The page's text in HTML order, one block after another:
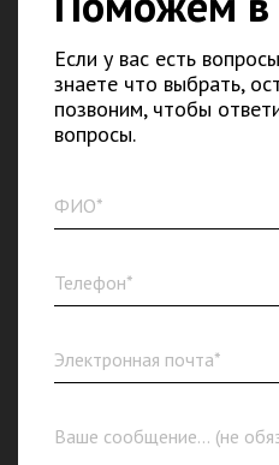
Если у вас есть
знаете что выбрать,
позвоним, чтобы
вопросы.